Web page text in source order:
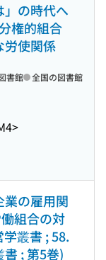
」の時代へ
権的組合
労使関係
書館 全国の図書館
の雇用関
組合の対
叢書 ; 58.
; 第5巻)